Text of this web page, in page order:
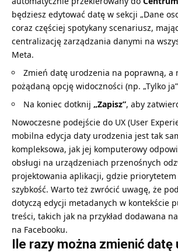
będziesz edytować datę w sekcji „Dane
coraz częściej spotykany scenariusz,
centralizację zarządzania danymi na
Meta.
Zmień datę urodzenia na poprawną, a
pożądaną opcję widoczności (np. „Tylko
Na koniec dotknij „Zapisz”, aby
Nowoczesne podejście do UX (User
mobilna edycja daty urodzenia jest tak
kompleksowa, jak jej komputerowy
obsługi na urządzeniach przenośnych
projektowania aplikacji, gdzie
szybkość. Warto też zwrócić uwagę, że
dotyczą edycji metadanych w kontekście
treści, takich jak na przykład dodawana
na Facebooku.
Ile razy można zmienić datę